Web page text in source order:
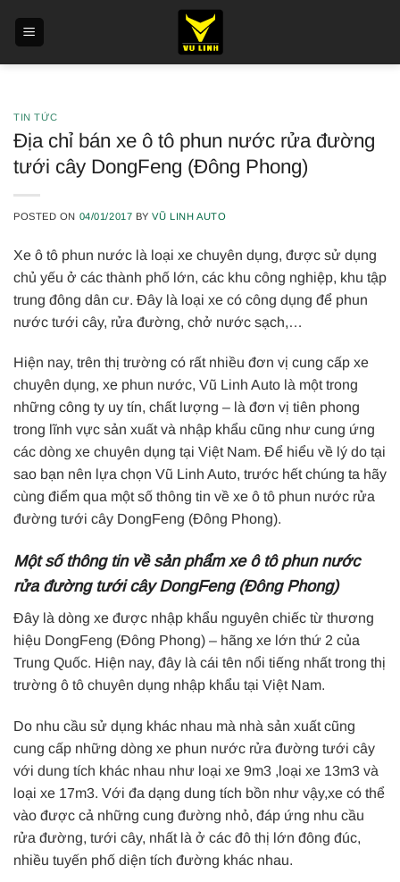
TIN TỨC
Địa chỉ bán xe ô tô phun nước rửa đường
tưới cây DongFeng (Đông Phong)
POSTED ON 04/01/2017 BYVŨ LINH AUTO
Xe ô tô phun nước là loại xe chuyên dụng, được sử dụng
chủ yếu ở các thành phố lớn, các khu công nghiệp, khu tập
trung đông dân cư. Đây là loại xe có công dụng để phun
nước tưới cây, rửa đường, chở nước sạch,…
Hiện nay, trên thị trường có rất nhiều đơn vị cung cấp xe
chuyên dụng, xe phun nước, Vũ Linh Auto là một trong
những công ty uy tín, chất lượng – là đơn vị tiên phong
trong lĩnh vực sản xuất và nhập khẩu cũng như cung ứng
các dòng xe chuyên dụng tại Việt Nam. Để hiểu về lý do tại
sao bạn nên lựa chọn Vũ Linh Auto, trước hết chúng ta hãy
cùng điểm qua một số thông tin về xe ô tô phun nước rửa
đường tưới cây DongFeng (Đông Phong).
Một số thông tin về sản phẩm xe ô tô phun nước
rửa đường tưới cây DongFeng (Đông Phong)
Đây là dòng xe được nhập khẩu nguyên chiếc từ thương
hiệu DongFeng (Đông Phong) – hãng xe lớn thứ 2 của
Trung Quốc. Hiện nay, đây là cái tên nổi tiếng nhất trong thị
trường ô tô chuyên dụng nhập khẩu tại Việt Nam.
Do nhu cầu sử dụng khác nhau mà nhà sản xuất cũng
cung cấp những dòng xe phun nước rửa đường tưới cây
với dung tích khác nhau như loại xe 9m3 ,loại xe 13m3 và
loại xe 17m3. Với đa dạng dung tích bồn như vậy,xe có thể
vào được cả những cung đường nhỏ, đáp ứng nhu cầu
rửa đường, tưới cây, nhất là ở các đô thị lớn đông đúc,
nhiều tuyến phố diện tích đường khác nhau.